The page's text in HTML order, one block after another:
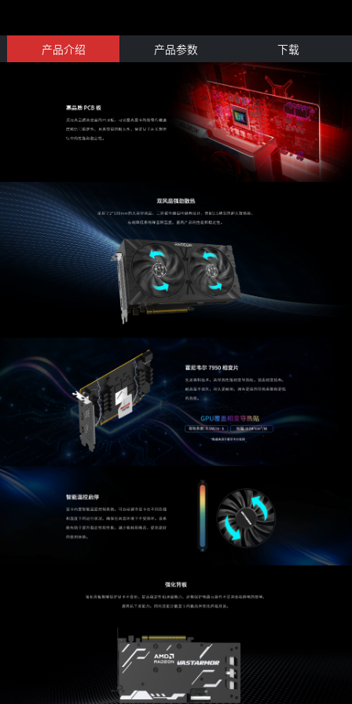
产品介绍 产品参数 下载